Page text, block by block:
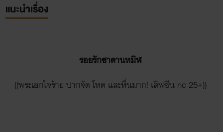
แนะนำเรื่อง
รอยรักซาตานทมิฬ
((พระเอกใจร้าย ปากจัด โหด และหื่นมาก! เลิฟซีน nc 25+))